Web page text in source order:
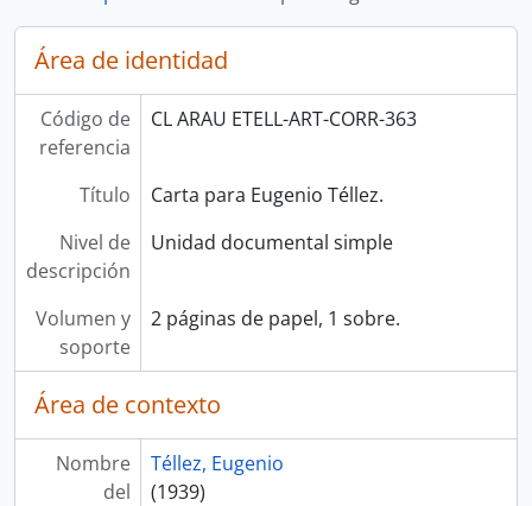
Área de identidad
Código de
referencia
CL ARAU ETELL-ART-CORR-363
Título
Carta para Eugenio Téllez.
Nivel de
descripción
Unidad documental simple
Volumen y
soporte
2 páginas de papel, 1 sobre.
Área de contexto
Nombre
del
Téllez, Eugenio
(1939)